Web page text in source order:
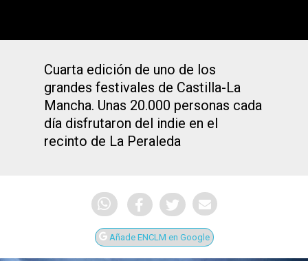
Cuarta edición de uno de los
grandes festivales de Castilla-La
Mancha. Unas 20.000 personas cada
día disfrutaron del indie en el
recinto de La Peraleda
Añade ENCLM en Google